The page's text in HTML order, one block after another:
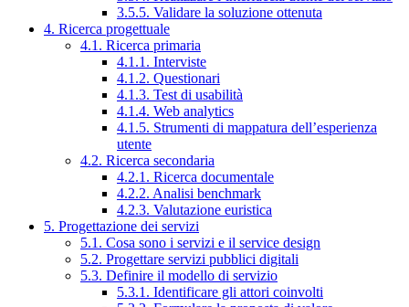
3.5.5. Validare la soluzione ottenuta
4. Ricerca progettuale
4.1. Ricerca primaria
4.1.1. Interviste
4.1.2. Questionari
4.1.3. Test di usabilità
4.1.4. Web analytics
4.1.5. Strumenti di mappatura dell’esperienza
utente
4.2. Ricerca secondaria
4.2.1. Ricerca documentale
4.2.2. Analisi benchmark
4.2.3. Valutazione euristica
5. Progettazione dei servizi
5.1. Cosa sono i servizi e il service design
5.2. Progettare servizi pubblici digitali
5.3. Definire il modello di servizio
5.3.1. Identificare gli attori coinvolti